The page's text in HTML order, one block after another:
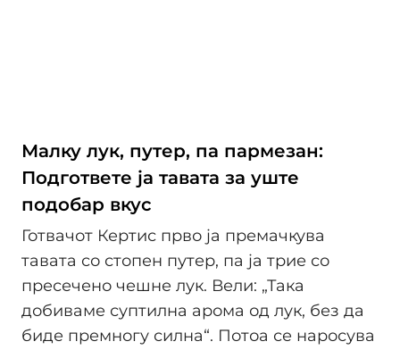
Малку лук, путер, па пармезан:
Подгответе ја тавата за уште
подобар вкус
Готвачот Кертис прво ја премачкува
тавата со стопен путер, па ја трие со
пресечено чешне лук. Вели: „Така
добиваме суптилна арома од лук, без да
биде премногу силна“. Потоа се наросува